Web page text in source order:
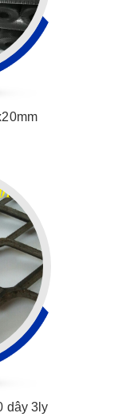
dây 3ly